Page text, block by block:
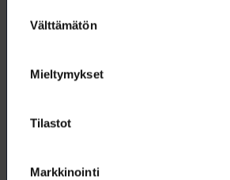
valinta
Välttämätön
Mieltymykset
Tilastot
Markkinointi
Tämä artikkeli (pdf)